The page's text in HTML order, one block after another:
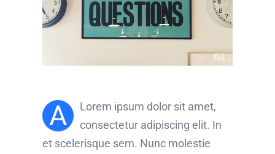
A
Lorem ipsum dolor sit amet,
consectetur adipiscing elit. In
et scelerisque sem. Nunc molestie